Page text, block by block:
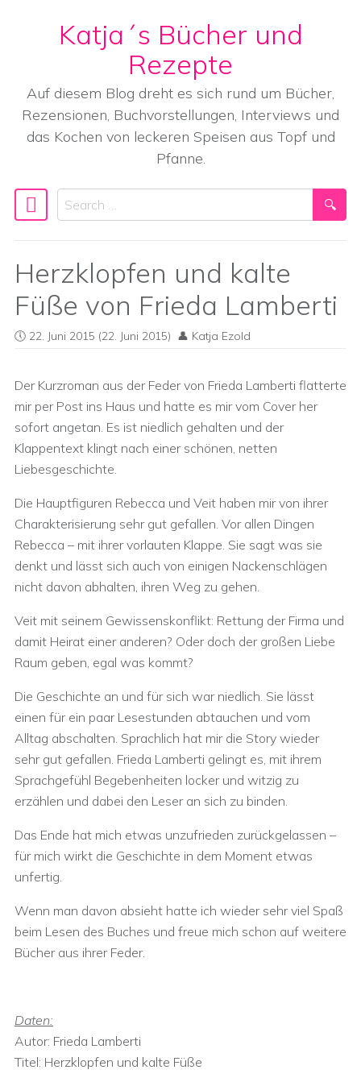
Skip to content
Katja´s Bücher und
Rezepte
Auf diesem Blog dreht es sich rund um Bücher,
Rezensionen, Buchvorstellungen, Interviews und
das Kochen von leckeren Speisen aus Topf und
Pfanne.
Main Navigation
Search
Herzklopfen und kalte
Füße von Frieda Lamberti
22. Juni 2015 (22. Juni 2015) Katja Ezold
Der Kurzroman aus der Feder von Frieda Lamberti flatterte
mir per Post ins Haus und hatte es mir vom Cover her
sofort angetan. Es ist niedlich gehalten und der
Klappentext klingt nach einer schönen, netten
Liebesgeschichte.
Die Hauptfiguren Rebecca und Veit haben mir von ihrer
Charakterisierung sehr gut gefallen. Vor allen Dingen
Rebecca – mit ihrer vorlauten Klappe. Sie sagt was sie
denkt und lässt sich auch von einigen Nackenschlägen
nicht davon abhalten, ihren Weg zu gehen.
Veit mit seinem Gewissenskonflikt: Rettung der Firma und
damit Heirat einer anderen? Oder doch der großen Liebe
Raum geben, egal was kommt?
Die Geschichte an und für sich war niedlich. Sie lässt
einen für ein paar Lesestunden abtauchen und vom
Alltag abschalten. Sprachlich hat mir die Story wieder
sehr gut gefallen. Frieda Lamberti gelingt es, mit ihrem
Sprachgefühl Begebenheiten locker und witzig zu
erzählen und dabei den Leser an sich zu binden.
Das Ende hat mich etwas unzufrieden zurückgelassen –
für mich wirkt die Geschichte in dem Moment etwas
unfertig.
Wenn man davon absieht hatte ich wieder sehr viel Spaß
beim Lesen des Buches und freue mich schon auf weitere
Bücher aus ihrer Feder.
Daten:
Autor: Frieda Lamberti
Titel: Herzklopfen und kalte Füße